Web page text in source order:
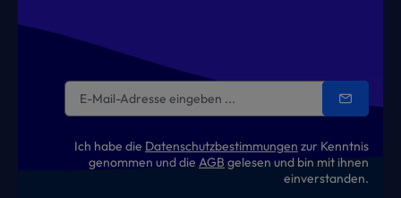
Ich habe die Datenschutzbestimmungen zur Kenntnis
genommen und die AGB gelesen und bin mit ihnen
einverstanden.